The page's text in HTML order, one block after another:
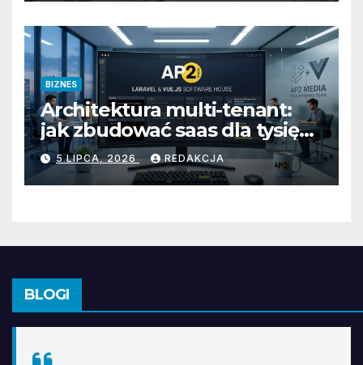
BIZNES
Architektura multi-tenant:
jak zbudować saas dla tysięcy
klientów
5 LIPCA, 2026 REDAKCJA
BLOGI